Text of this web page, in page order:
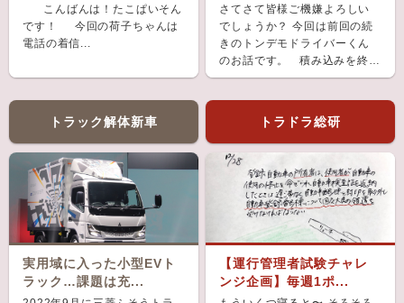
こんばんは！たこぱいそん
です！ 今回の荷子ちゃんは
電話の着信...
さてさて皆様ご機嫌よろしい
でしょうか？ 今回は前回の続
きのトンデモドライバーくん
のお話です。 積み込みを終
え、ホッと...
トラック解体新車
実用域に入った小型EVト
ラック…課題は充...
トラドラ総研
【運行管理者試験チャレ
ンジ企画】毎週1ポ...